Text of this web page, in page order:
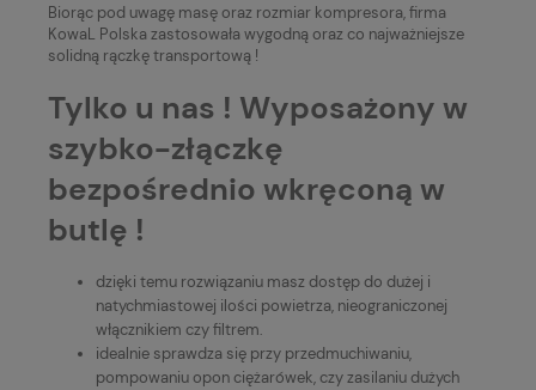
Biorąc pod uwagę masę oraz rozmiar kompresora, firma
KowaL Polska zastosowała wygodną oraz co najważniejsze
solidną rączkę transportową !
Tylko u nas ! Wyposażony w
szybko-złączkę
bezpośrednio wkręconą w
butlę !
dzięki temu rozwiązaniu masz dostęp do dużej i
natychmiastowej ilości powietrza, nieograniczonej
włącznikiem czy filtrem.
idealnie sprawdza się przy przedmuchiwaniu,
pompowaniu opon ciężarówek, czy zasilaniu dużych